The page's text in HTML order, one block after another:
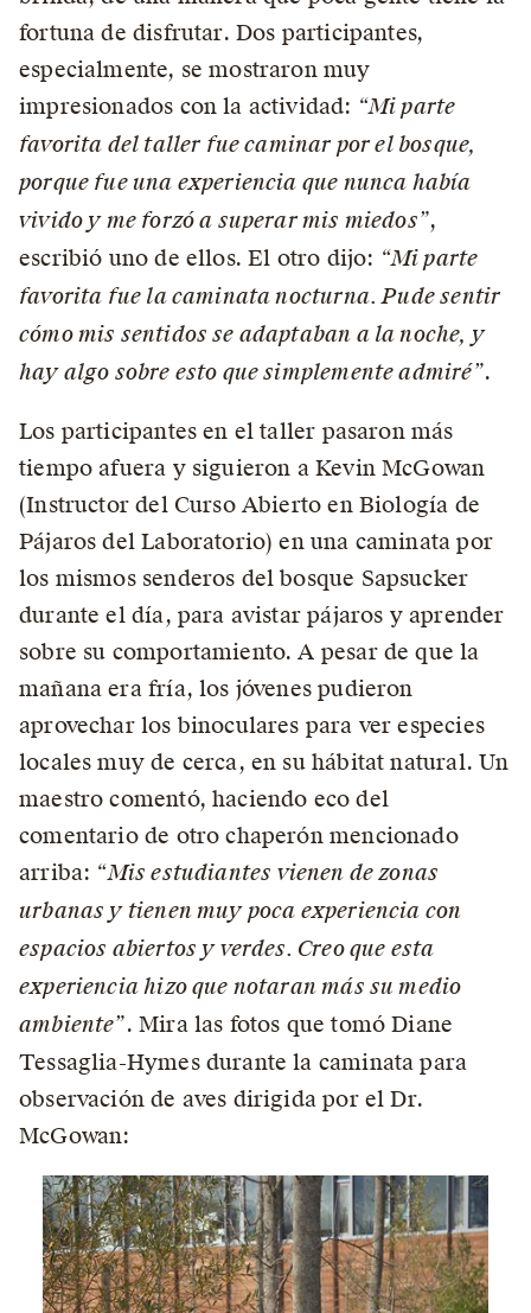
fortuna de disfrutar. Dos participantes,
especialmente, se mostraron muy
impresionados con la actividad: “Mi parte
favorita del taller fue caminar por el bosque,
porque fue una experiencia que nunca había
vivido y me forzó a superar mis miedos”,
escribió uno de ellos. El otro dijo: “Mi parte
favorita fue la caminata nocturna. Pude sentir
cómo mis sentidos se adaptaban a la noche, y
hay algo sobre esto que simplemente admiré”.
Los participantes en el taller pasaron más
tiempo afuera y siguieron a Kevin McGowan
(Instructor del Curso Abierto en Biología de
Pájaros del Laboratorio) en una caminata por
los mismos senderos del bosque Sapsucker
durante el día, para avistar pájaros y aprender
sobre su comportamiento. A pesar de que la
mañana era fría, los jóvenes pudieron
aprovechar los binoculares para ver especies
locales muy de cerca, en su hábitat natural. Un
maestro comentó, haciendo eco del
comentario de otro chaperón mencionado
arriba: “Mis estudiantes vienen de zonas
urbanas y tienen muy poca experiencia con
espacios abiertos y verdes. Creo que esta
experiencia hizo que notaran más su medio
ambiente”. Mira las fotos que tomó Diane
Tessaglia-Hymes durante la caminata para
observación de aves dirigida por el Dr.
McGowan: